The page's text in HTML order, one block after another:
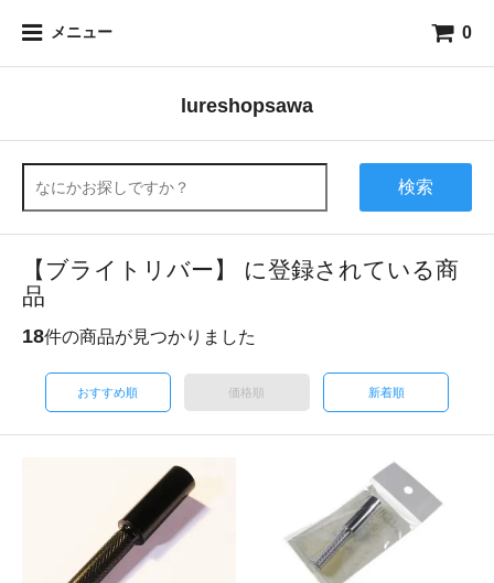
メニュー 0
lureshopsawa
検索
【ブライトリバー】 に登録されている商
品
18件の商品が見つかりました
おすすめ順 価格順 新着順